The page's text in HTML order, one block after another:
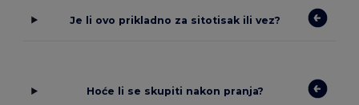
Je li ovo prikladno za sitotisak ili vez?
Hoće li se skupiti nakon pranja?